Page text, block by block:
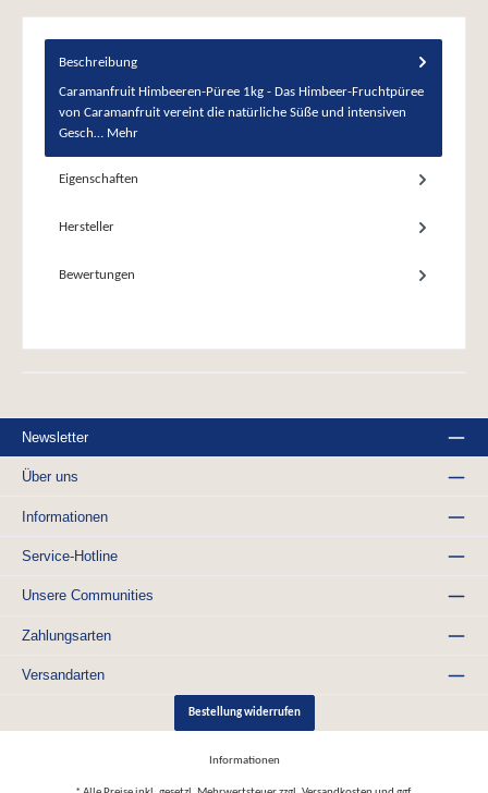
Beschreibung
Caramanfruit Himbeeren-Püree 1kg - Das Himbeer-Fruchtpüree
von Caramanfruit vereint die natürliche Süße und intensiven
Gesch… Mehr
Eigenschaften
Hersteller
Bewertungen
Newsletter
Über uns
Informationen
Service-Hotline
Unsere Communities
Zahlungsarten
Versandarten
Bestellung widerrufen
Informationen